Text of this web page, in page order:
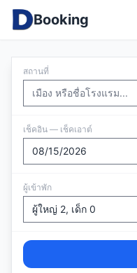
Booking
สถานที่
เช็คอิน — เช็คเอาต์
ผู้เข้าพัก